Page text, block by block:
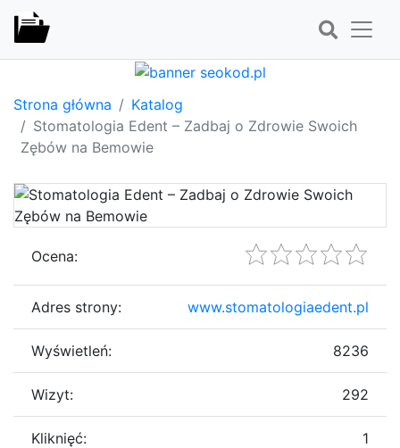
Strona główna
Katalog
Stomatologia Edent – Zadbaj o Zdrowie Swoich
Zębów na Bemowie
Ocena:
Adres strony: www.stomatologiaedent.pl
Wyświetleń: 8236
Wizyt: 292
Kliknięć: 1